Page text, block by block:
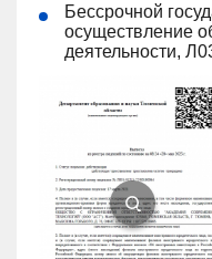
Бессрочной
осуществление
деятельности,